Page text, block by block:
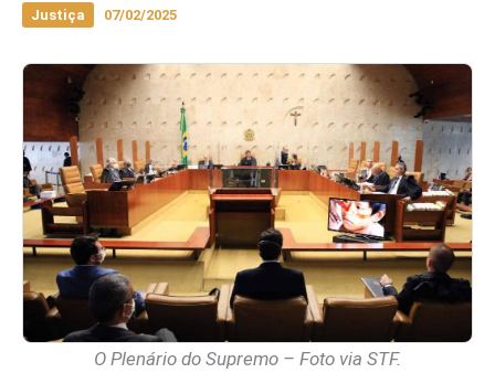
Justiça 07/02/2025
O Plenário do Supremo – Foto via STF.